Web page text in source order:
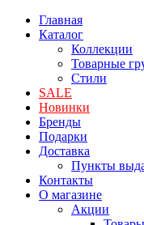
Главная
Каталог
Коллекции
Товарные
Стили
SALE
Новинки
Бренды
Подарки
Доставка
Пункты
Контакты
О магазине
Акции